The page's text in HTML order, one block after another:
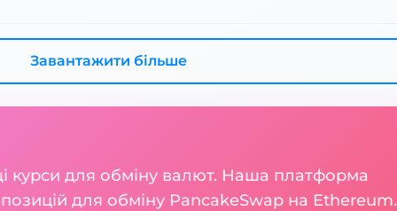
Завантажити більше
курси для обміну валют. Наша платформа
для обміну PancakeSwap на Ethereum.